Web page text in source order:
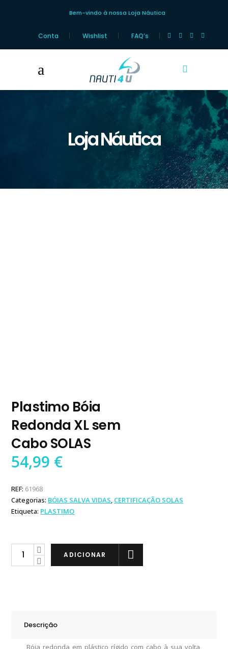
Bem-vindo à nossa Loja Náutica
Conta Wishlist FAQ’s
Loja Náutica
Plastimo Bóia
Redonda XL sem
Cabo SOLAS
54,99 €
REF: 61968
Categorias: BÓIAS SALVA VIDAS, CERTIFICAÇÃO SOLAS
Etiqueta: PLASTIMO
Plastimo
SOLAS
quantity
ADICIONAR
Descrição
Bóia redonda em plástico rígido com cabo à sua volta,